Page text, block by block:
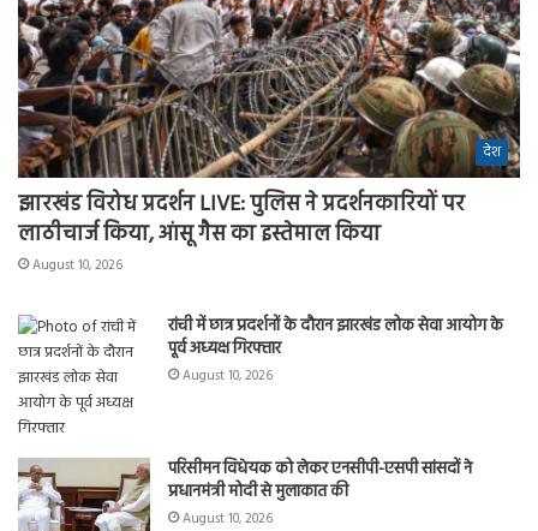
देश
झारखंड विरोध प्रदर्शन LIVE: पुलिस ने प्रदर्शनकारियों पर
लाठीचार्ज किया, आंसू गैस का इस्तेमाल किया
August 10, 2026
रांची में छात्र प्रदर्शनों के दौरान झारखंड लोक सेवा आयोग के
पूर्व अध्यक्ष गिरफ्तार
August 10, 2026
परिसीमन विधेयक को लेकर एनसीपी-एसपी सांसदों ने
प्रधानमंत्री मोदी से मुलाकात की
August 10, 2026